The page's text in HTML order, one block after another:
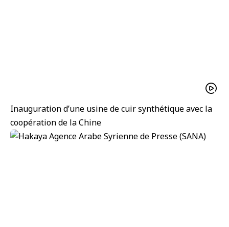
Inauguration d’une usine de cuir synthétique avec la
coopération de la Chine